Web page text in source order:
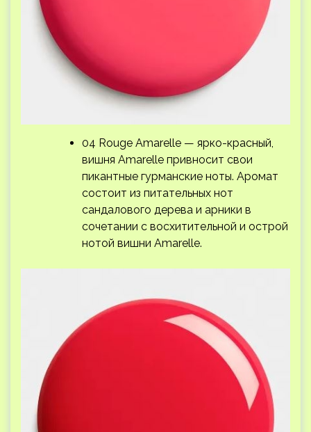
04 Rouge Amarelle — ярко-красный,
вишня Amarelle привносит свои
пикантные гурманские ноты. Аромат
состоит из питательных нот
сандалового дерева и арники в
сочетании с восхитительной и острой
нотой вишни Amarelle.